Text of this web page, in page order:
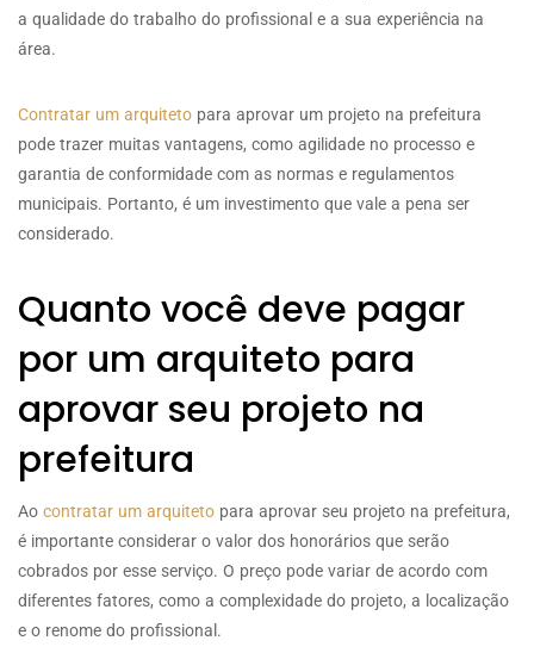
a qualidade do trabalho do profissional e a sua experiência na
área.
Contratar um arquiteto para aprovar um projeto na prefeitura
pode trazer muitas vantagens, como agilidade no processo e
garantia de conformidade com as normas e regulamentos
municipais. Portanto, é um investimento que vale a pena ser
considerado.
Quanto você deve pagar
por um arquiteto para
aprovar seu projeto na
prefeitura
Ao contratar um arquiteto para aprovar seu projeto na prefeitura,
é importante considerar o valor dos honorários que serão
cobrados por esse serviço. O preço pode variar de acordo com
diferentes fatores, como a complexidade do projeto, a localização
e o renome do profissional.